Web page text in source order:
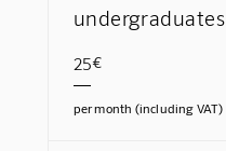
undergraduates
25€
per month (including VAT)